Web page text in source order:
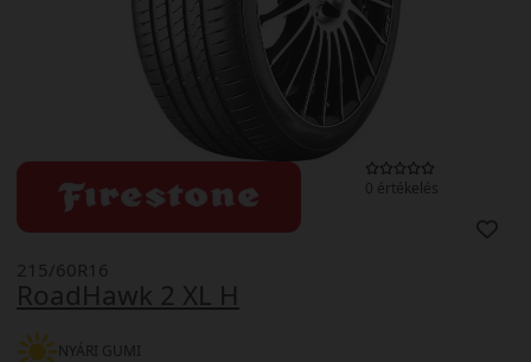
0 értékelés
RoadHawk 2 XL H
215/60R16
NYÁRI GUMI